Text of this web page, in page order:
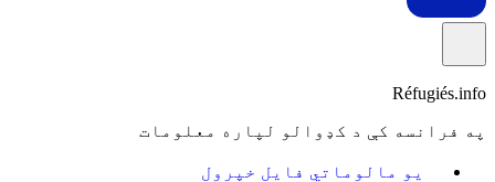
Réfugiés.info
په فرانسه کې د کډوالو لپاره معلومات
یو مالوماتي فایل خپرول